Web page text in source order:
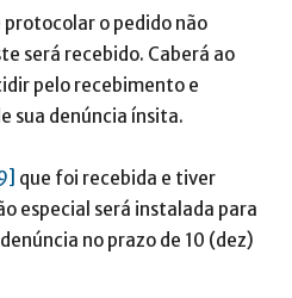
o pedido não
será recebido. Caberá ao
pelo recebimento e
sua denúncia ínsita.
que foi recebida e tiver
especial será instalada para
no prazo de 10 (dez)